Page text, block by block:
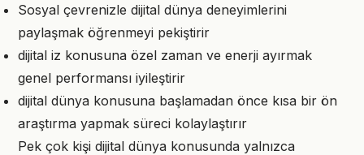
Sosyal çevrenizle dijital dünya deneyimlerini
paylaşmak öğrenmeyi pekiştirir
dijital iz konusuna özel zaman ve enerji ayırmak
genel performansı iyileştirir
dijital dünya konusuna başlamadan önce kısa bir ön
araştırma yapmak süreci kolaylaştırır
Pek çok kişi dijital dünya konusunda yalnızca